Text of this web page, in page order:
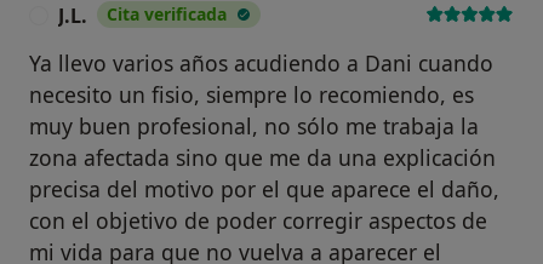
J.L. Cita verificada
Ya llevo varios años acudiendo a Dani cuando
necesito un fisio, siempre lo recomiendo, es
muy buen profesional, no sólo me trabaja la
zona afectada sino que me da una explicación
precisa del motivo por el que aparece el daño,
con el objetivo de poder corregir aspectos de
mi vida para que no vuelva a aparecer el